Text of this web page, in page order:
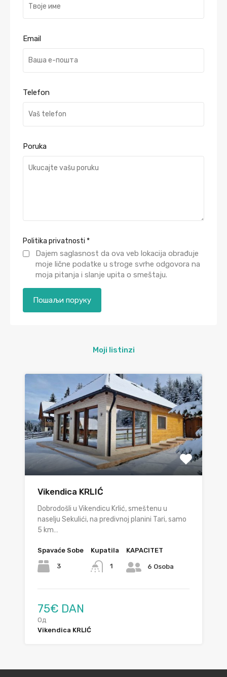
Email
Telefon
Poruka
Politika privatnosti *
Dajem saglasnost da ova veb lokacija obrađuje
moje lične podatke u stroge svrhe odgovora na
moja pitanja i slanje upita o smeštaju.
Moji listinzi
Vikendica KRLIĆ
Dobrodošli u Vikendicu Krlić, smeštenu u
naselju Sekulići, na predivnoj planini Tari, samo
5 km…
Spavaće Sobe
3
Kupatila
1
KAPACITET
6 Osoba
75€ DAN
Од
Vikendica KRLIĆ